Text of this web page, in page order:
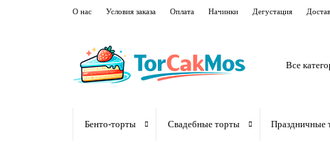
О нас Условия заказа Оплата Начинки Дегустация
Все
Бенто-торты Свадебные торты Праздничные